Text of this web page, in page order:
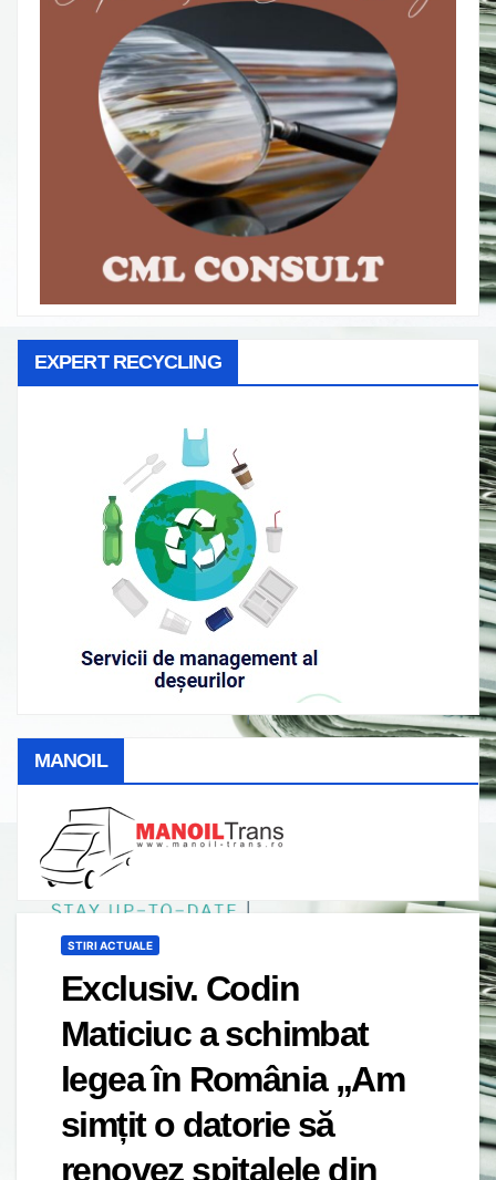
EXPERT RECYCLING
MANOIL
STIRI ACTUALE
Exclusiv. Codin
Maticiuc a schimbat
legea în România „Am
simțit o datorie să
renovez spitalele din